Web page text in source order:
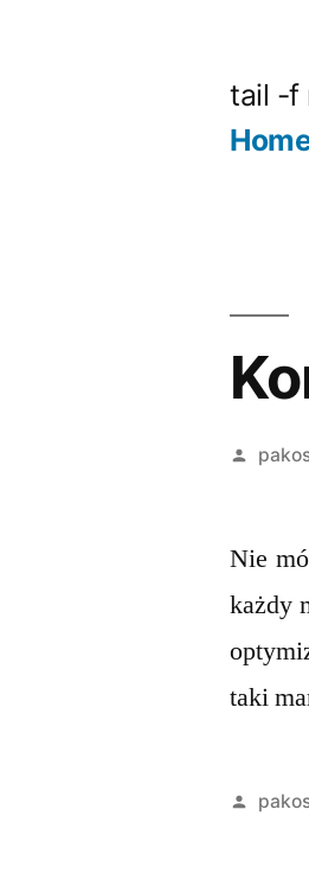
tail -f
Nie
każdy
taki